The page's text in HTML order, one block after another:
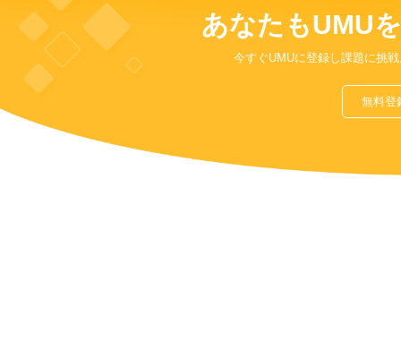
あなたもUMU
今すぐUMUに登録し課題に挑
無料登